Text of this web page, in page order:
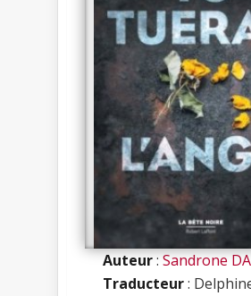
Auteur:Sandrone
Traducteur: